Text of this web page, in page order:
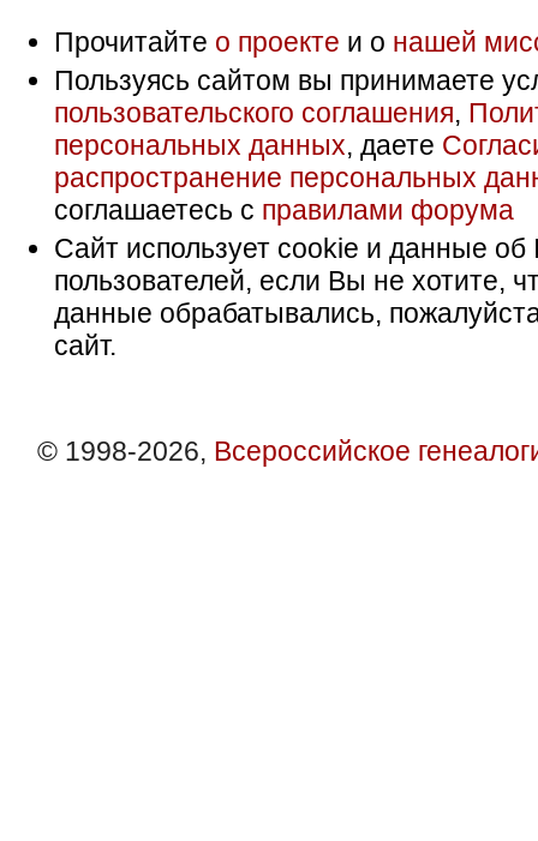
Прочитайте о проекте и о нашей
Пользуясь сайтом вы принимаете
пользовательского соглашения,
персональных данных, даете
распространение персональных
соглашаетесь с правилами форума
Сайт использует cookie и данные об
пользователей, если Вы не хотите,
данные обрабатывались,
сайт.
© 1998-2026, Всероссийское